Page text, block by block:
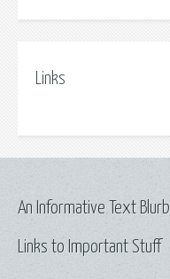
Links
Links to Important Stuff
An Informative Text Blurb